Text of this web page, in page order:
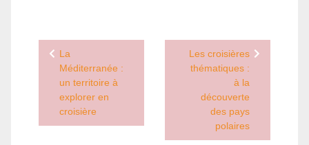
Navigation
l’article
La
Méditerranée :
un territoire à
explorer en
croisière
Les croisières
thématiques :
à la
découverte
des pays
polaires